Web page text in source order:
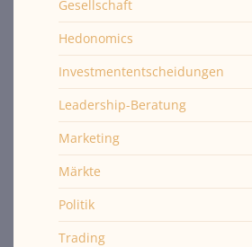
Gesellschaft
Hedonomics
Investmententscheidungen
Leadership-Beratung
Marketing
Märkte
Politik
Trading